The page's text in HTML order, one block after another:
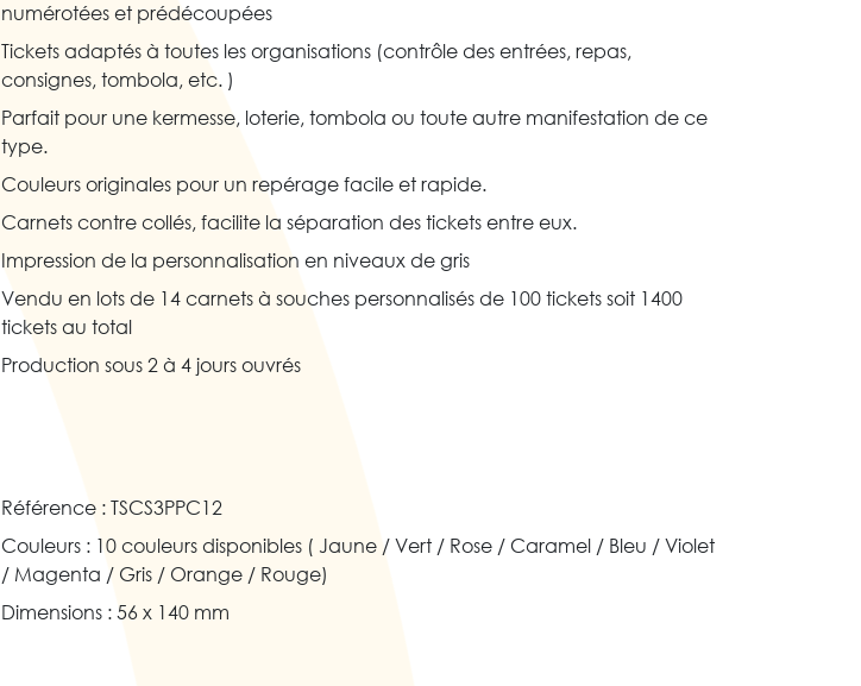
numérotées et prédécoupées
Tickets adaptés à toutes les organisations (contrôle des entrées, repas,
consignes, tombola, etc. )
Parfait pour une kermesse, loterie, tombola ou toute autre manifestation de ce
type.
Couleurs originales pour un repérage facile et rapide.
Carnets contre collés, facilite la séparation des tickets entre eux.
Impression de la personnalisation en niveaux de gris
Vendu en lots de 14 carnets à souches personnalisés de 100 tickets soit 1400
tickets au total
Production sous 2 à 4 jours ouvrés
Référence : TSCS3PPC12
Couleurs : 10 couleurs disponibles ( Jaune / Vert / Rose / Caramel / Bleu / Violet
/ Magenta / Gris / Orange / Rouge)
Dimensions : 56 x 140 mm